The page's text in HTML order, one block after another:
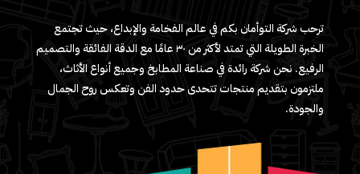
ترحب شركة التوأمان بكم في عالم الفخامة والإبداع، حيث تجتمع
الخبرة الطويلة التي تمتد لأكثر من ٣٠ عامًا مع الدقة الفائقة والتصميم
الرفيع. نحن شركة رائدة في صناعة المطابخ وجميع أنواع الأثاث،
ملتزمون بتقديم منتجات تتحدى حدود الفن وتعكس روح الجمال
والجودة.